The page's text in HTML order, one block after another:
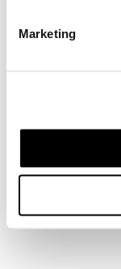
Marketing